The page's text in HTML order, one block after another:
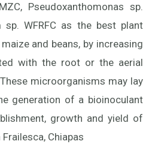
Pseudoxanthomonas sp.
sp. WFRFC as the best plant
and beans, by increasing
with the root or the aerial
microorganisms may lay
generation of a bioinoculant
growth and yield of
Chiapas